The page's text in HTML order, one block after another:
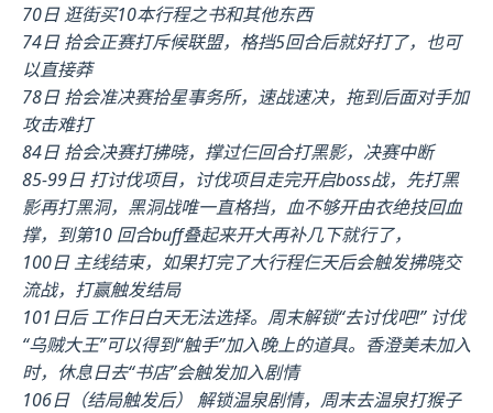
70日 逛街买10本行程之书和其他东西
74日 拾会正赛打斥候联盟，格挡5回合后就好打了，也可
以直接莽
78日 拾会准决赛拾星事务所，速战速决，拖到后面对手加
攻击难打
84日 拾会决赛打拂晓，撑过仨回合打黑影，决赛中断
85-99日 打讨伐项目，讨伐项目走完开启boss战，先打黑
影再打黑洞，黑洞战唯一直格挡，血不够开由衣绝技回血
撑，到第10 回合buff叠起来开大再补几下就行了，
100日 主线结束，如果打完了大行程仨天后会触发拂晓交
流战，打赢触发结局
101日后 工作日白天无法选择。周末解锁“去讨伐吧!” 讨伐
“乌贼大王”可以得到“触手”加入晚上的道具。香澄美未加入
时，休息日去“书店”会触发加入剧情
106日（结局触发后） 解锁温泉剧情，周末去温泉打猴子